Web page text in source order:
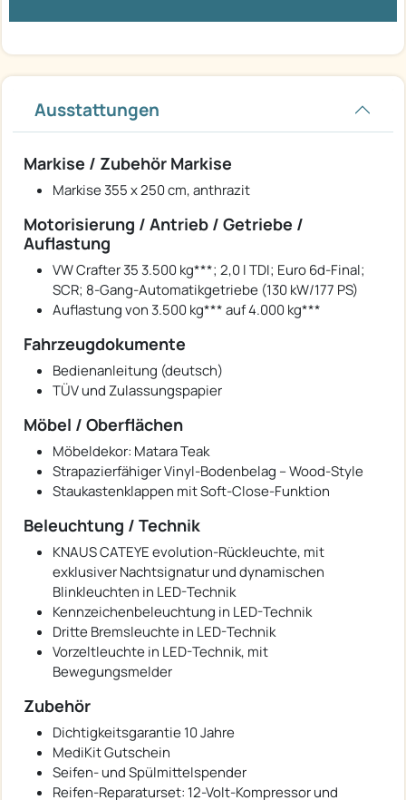
Ausstattungen
Markise / Zubehör Markise
Markise 355 x 250 cm, anthrazit
Motorisierung / Antrieb / Getriebe /
Auflastung
VW Crafter 35 3.500 kg***; 2,0 l TDI; Euro 6d-Final;
SCR; 8-Gang-Automatikgetriebe (130 kW/177 PS)
Auflastung von 3.500 kg*** auf 4.000 kg***
Fahrzeugdokumente
Bedienanleitung (deutsch)
TÜV und Zulassungspapier
Möbel / Oberflächen
Möbeldekor: Matara Teak
Strapazierfähiger Vinyl-Bodenbelag – Wood-Style
Staukastenklappen mit Soft-Close-Funktion
Beleuchtung / Technik
KNAUS CATEYE evolution-Rückleuchte, mit
exklusiver Nachtsignatur und dynamischen
Blinkleuchten in LED-Technik
Kennzeichenbeleuchtung in LED-Technik
Dritte Bremsleuchte in LED-Technik
Vorzeltleuchte in LED-Technik, mit
Bewegungsmelder
Zubehör
Dichtigkeitsgarantie 10 Jahre
MediKit Gutschein
Seifen- und Spülmittelspender
Reifen-Reparaturset: 12-Volt-Kompressor und